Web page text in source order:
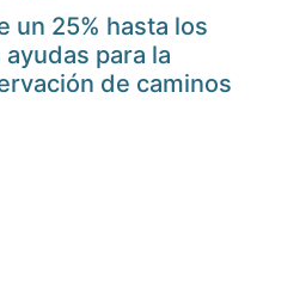
un 25% hasta los
para la
de caminos